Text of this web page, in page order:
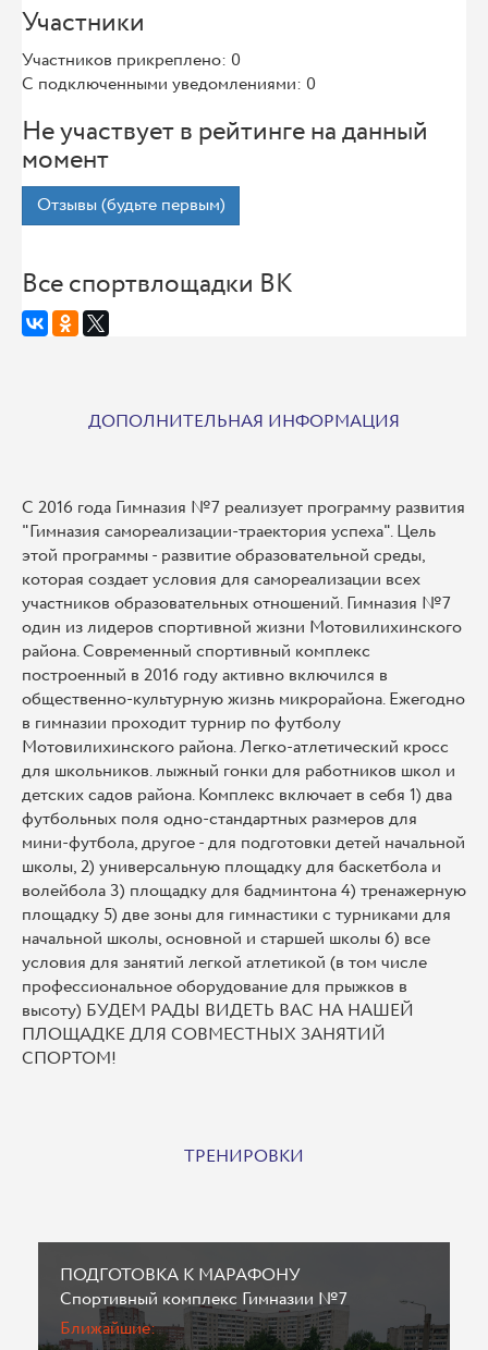
Участники
Участников прикреплено: 0
С подключенными уведомлениями: 0
Не участвует в рейтинге на данный
момент
Отзывы (будьте первым)
Все спортвлощадки ВК
ДОПОЛНИТЕЛЬНАЯ ИНФОРМАЦИЯ
С 2016 года Гимназия №7 реализует программу развития
"Гимназия самореализации-траектория успеха". Цель
этой программы - развитие образовательной среды,
которая создает условия для самореализации всех
участников образовательных отношений. Гимназия №7
один из лидеров спортивной жизни Мотовилихинского
района. Современный спортивный комплекс
построенный в 2016 году активно включился в
общественно-культурную жизнь микрорайона. Ежегодно
в гимназии проходит турнир по футболу
Мотовилихинского района. Легко-атлетический кросс
для школьников. лыжный гонки для работников школ и
детских садов района. Комплекс включает в себя 1) два
футбольных поля одно-стандартных размеров для
мини-футбола, другое - для подготовки детей начальной
школы, 2) универсальную площадку для баскетбола и
волейбола 3) площадку для бадминтона 4) тренажерную
площадку 5) две зоны для гимнастики с турниками для
начальной школы, основной и старшей школы 6) все
условия для занятий легкой атлетикой (в том числе
профессиональное оборудование для прыжков в
высоту) БУДЕМ РАДЫ ВИДЕТЬ ВАС НА НАШЕЙ
ПЛОЩАДКЕ ДЛЯ СОВМЕСТНЫХ ЗАНЯТИЙ
СПОРТОМ!
ТРЕНИРОВКИ
ПОДГОТОВКА К МАРАФОНУ
Спортивный комплекс Гимназии №7
Ближайшие: